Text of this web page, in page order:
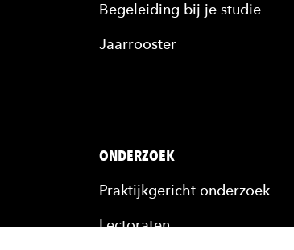
Begeleiding bij je studie
Jaarrooster
ONDERZOEK
Praktijkgericht onderzoek
Lectoraten